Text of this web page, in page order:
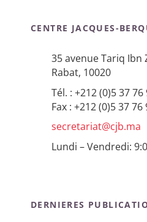
CENTRE JACQUES-
35 avenue Tariq Ibn
Rabat, 10020
Tél. : +212 (0)5 37 76
Fax : +212 (0)5 37 76
secretariat@cjb.ma
Lundi – Vendredi:
DERNIERES